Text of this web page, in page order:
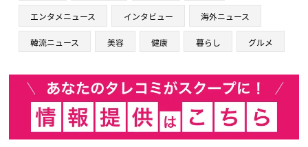
エンタメニュース インタビュー 海外ニュース
韓流ニュース 美容 健康 暮らし グルメ